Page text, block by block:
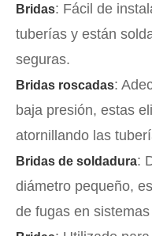
Bridas: Fácil de
tuberías y están
seguras.
Bridas roscadas:
baja presión, estas
atornillando las
Bridas de soldadura:
diámetro pequeño,
de fugas en